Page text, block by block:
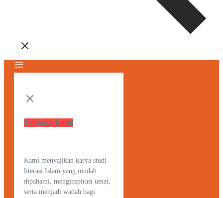
Tentang Kami
Kami menyajikan karya studi
literasi Islam yang mudah
dipahami, menginspirasi umat,
serta menjadi wadah bagi